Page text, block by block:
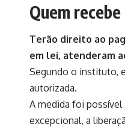
Quem recebe
Terão direito ao
em lei, atenderam
Segundo o instituto,
autorizada.
A medida foi possível
excepcional, a